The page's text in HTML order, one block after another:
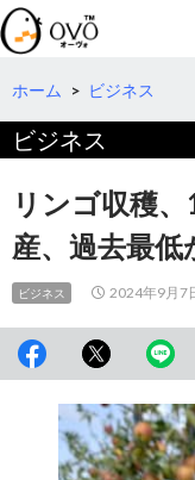
検
索
コ
テ
へ
ホーム > ビジネス
ビジネス
リンゴ収穫
産、過去最低
ビジネス 2024年9月7